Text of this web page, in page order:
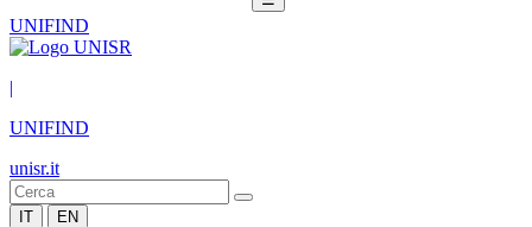
UNIFIND
|
UNIFIND
unisr.it
IT EN